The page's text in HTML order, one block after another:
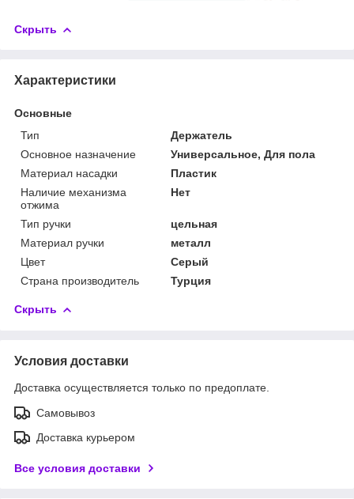
Скрыть
Характеристики
Основные
Тип
Держатель
Основное назначение
Универсальное, Для пола
Материал насадки
Пластик
Наличие механизма
отжима
Нет
Тип ручки
цельная
Материал ручки
металл
Цвет
Серый
Страна производитель
Турция
Скрыть
Условия доставки
Доставка осуществляется только по предоплате.
Самовывоз
Доставка курьером
Все условия доставки